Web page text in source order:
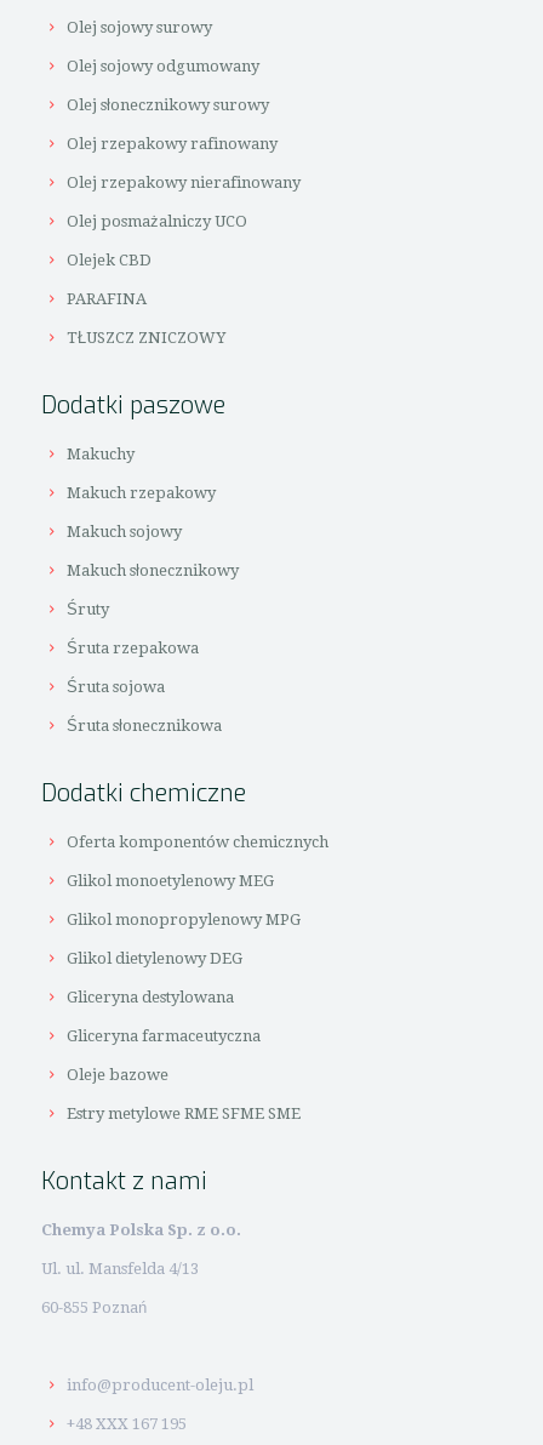
Olej sojowy surowy
Olej sojowy odgumowany
Olej słonecznikowy surowy
Olej rzepakowy rafinowany
Olej rzepakowy nierafinowany
Olej posmażalniczy UCO
Olejek CBD
PARAFINA
TŁUSZCZ ZNICZOWY
Dodatki paszowe
Makuchy
Makuch rzepakowy
Makuch sojowy
Makuch słonecznikowy
Śruty
Śruta rzepakowa
Śruta sojowa
Śruta słonecznikowa
Dodatki chemiczne
Oferta komponentów chemicznych
Glikol monoetylenowy MEG
Glikol monopropylenowy MPG
Glikol dietylenowy DEG
Gliceryna destylowana
Gliceryna farmaceutyczna
Oleje bazowe
Estry metylowe RME SFME SME
Kontakt z nami
Chemya Polska Sp. z o.o.
Ul. ul. Mansfelda 4/13
60-855 Poznań
info@producent-oleju.pl
+48 XXX 167 195